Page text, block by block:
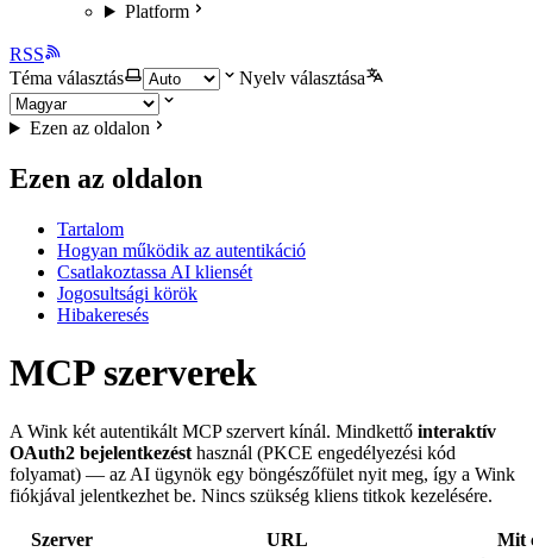
Platform
RSS
Téma választás
Nyelv választása
Ezen az oldalon
Ezen az oldalon
Tartalom
Hogyan működik az autentikáció
Csatlakoztassa AI kliensét
Jogosultsági körök
Hibakeresés
MCP szerverek
A Wink két autentikált MCP szervert kínál. Mindkettő interaktív
OAuth2 bejelentkezést használ (PKCE engedélyezési kód
folyamat) — az AI ügynök egy böngészőfület nyit meg, így a Wink
fiókjával jelentkezhet be. Nincs szükség kliens titkok kezelésére.
Szerver URL Mit